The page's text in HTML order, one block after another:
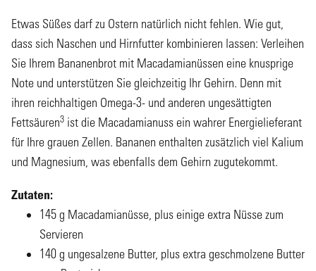
Etwas Süßes darf zu Ostern natürlich nicht fehlen. Wie gut,
dass sich Naschen und Hirnfutter kombinieren lassen: Verleihen
Sie Ihrem Bananenbrot mit Macadamianüssen eine knusprige
Note und unterstützen Sie gleichzeitig Ihr Gehirn. Denn mit
ihren reichhaltigen Omega-3- und anderen ungesättigten
Fettsäuren3 ist die Macadamianuss ein wahrer Energielieferant
für Ihre grauen Zellen. Bananen enthalten zusätzlich viel Kalium
und Magnesium, was ebenfalls dem Gehirn zugutekommt.
Zutaten:
145 g Macadamianüsse, plus einige extra Nüsse zum
Servieren
140 g ungesalzene Butter, plus extra geschmolzene Butter